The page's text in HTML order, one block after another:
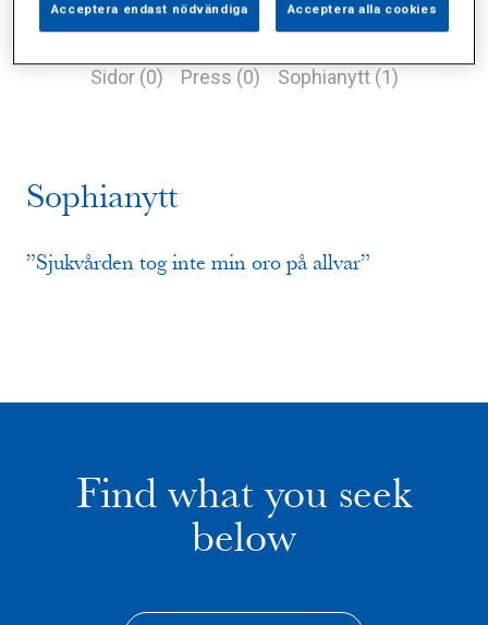
Alla (2) Vårdgivare (0) Specialister (0)
Sidor (0) Press (0) Sophianytt (1)
Sophianytt
”Sjukvården tog inte min oro på allvar”
Find what you seek
below
Acceptera endast nödvändiga Acceptera alla cookies